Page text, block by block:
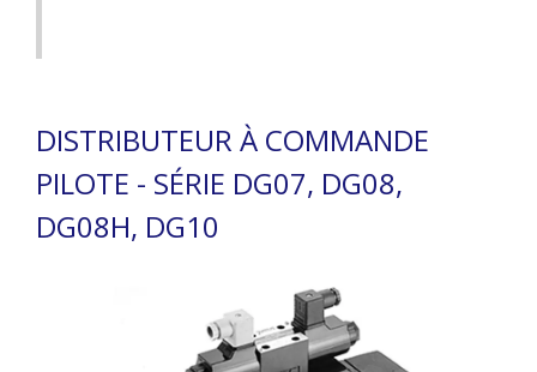
DISTRIBUTEUR À COMMANDE
PILOTE - SÉRIE DG07, DG08,
DG08H, DG10